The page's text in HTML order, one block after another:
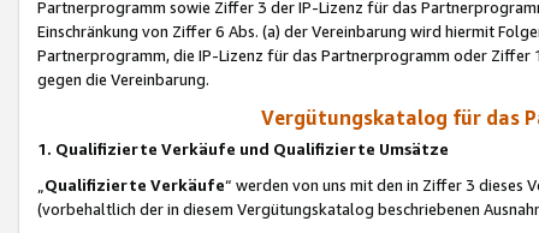
Partnerprogramm sowie Ziffer 3 der IP-Lizenz für das
Einschränkung von Ziffer 6 Abs. (a) der Vereinbarung wird hiermit
Partnerprogramm, die IP-Lizenz für das Partnerprogramm oder
gegen die Vereinbarung.
Vergütungskatalog für das
1. Qualifizierte Verkäufe und Qualifizierte Umsätze
Qualifizierte Verkäufe“ werden von uns mit den in Ziffer 3
(vorbehaltlich der in diesem Vergütungskatalog beschriebenen